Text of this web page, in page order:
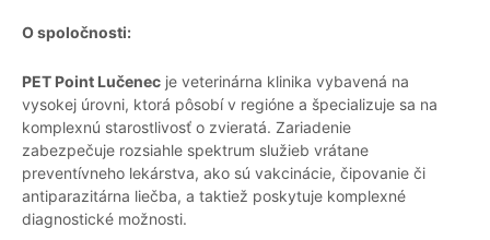
O spoločnosti:
PET Point Lučenec je veterinárna klinika vybavená na
vysokej úrovni, ktorá pôsobí v regióne a špecializuje sa na
komplexnú starostlivosť o zvieratá. Zariadenie
zabezpečuje rozsiahle spektrum služieb vrátane
preventívneho lekárstva, ako sú vakcinácie, čipovanie či
antiparazitárna liečba, a taktiež poskytuje komplexné
diagnostické možnosti.